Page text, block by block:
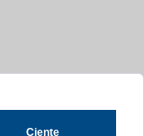
Ciente